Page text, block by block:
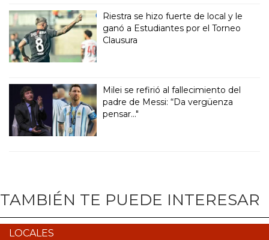
Riestra se hizo fuerte de local y le
ganó a Estudiantes por el Torneo
Clausura
Milei se refirió al fallecimiento del
padre de Messi: “Da vergüenza
pensar..."
TAMBIÉN TE PUEDE INTERESAR
LOCALES